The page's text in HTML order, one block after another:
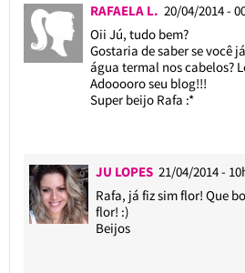
RAFAELA L. 20/04/2014 -
Oii Jú, tudo bem?
Gostaria de saber se você
água termal nos cabelos?
Adooooro seu blog!!!
Super beijo Rafa :*
JU LOPES 21/04/2014 -
Rafa, já fiz sim flor! Que
flor! :)
Beijos